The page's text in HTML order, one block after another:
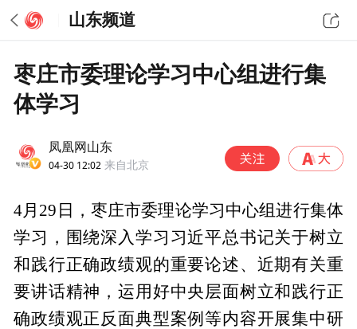
山东频道
枣庄市委理论学习中心组进行集
体学习
凤凰网山东
04-30 12:02 来自北京
4月29日，枣庄市委理论学习中心组进行集体
学习，围绕深入学习习近平总书记关于树立
和践行正确政绩观的重要论述、近期有关重
要讲话精神，运用好中央层面树立和践行正
确政绩观正反面典型案例等内容开展集中研